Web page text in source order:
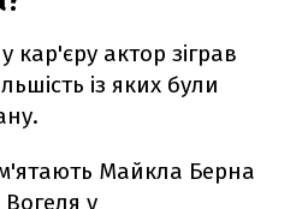
кар'єру актор зіграв
із яких були
Майкла Берна
у